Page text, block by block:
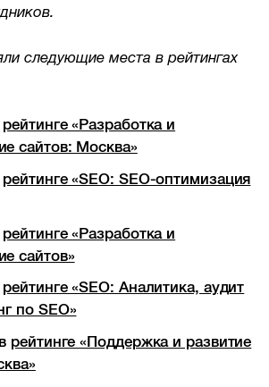
следующие места в рейтингах
рейтинге «Разработка и
сайтов: Москва»
рейтинге «SEO: SEO-оптимизация
рейтинге «Разработка и
сайтов»
рейтинге «SEO: Аналитика, аудит
по SEO»
рейтинге «Поддержка и развитие